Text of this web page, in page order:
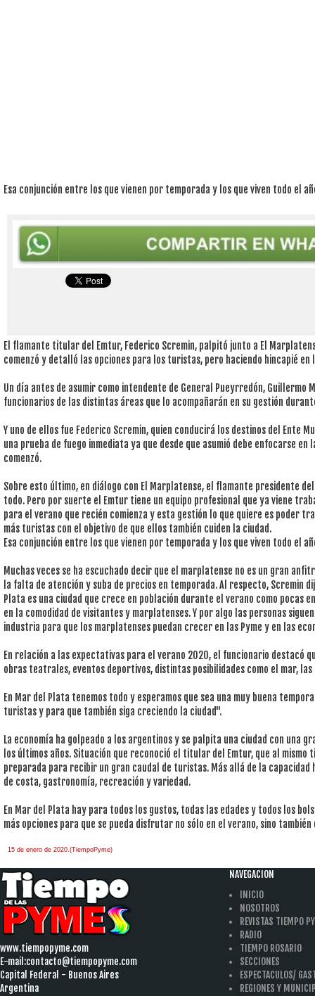
Esa conjunción entre los que vienen por temporada y los que viven todo el
El flamante titular del Emtur, Federico Scremin, palpitó junto a El
comenzó y detalló las opciones para los turistas, pero haciendo hincapié en
Un día antes de asumir como intendente de General Pueyrredón, Guillermo
funcionarios de las distintas áreas que lo acompañarán en su gestión
Y uno de ellos fue Federico Scremin, quien conducirá los destinos del Ente
una prueba de fuego inmediata ya que desde que asumió debe enfocarse
comenzó.
Sobre esto último, en diálogo con El Marplatense, el flamante presidente
todo. Pero por suerte el Emtur tiene un equipo profesional que ya viene
para el verano que recién comienza y esta gestión lo que quiere es poder
más turistas con el objetivo de que ellos también cuiden la ciudad.
Esa conjunción entre los que vienen por temporada y los que viven todo el
Muchas veces se ha escuchado decir que el marplatense no es un gran
la falta de atención y suba de precios en temporada. Al respecto, Scremin
Plata es una ciudad que crece en población durante el verano como pocas
en la comodidad de visitantes y marplatenses. Y por algo las personas
industria para que los marplatenses puedan crecer en las Pyme y en las
En relación a las expectativas para el verano 2020, el funcionario destacó
obras teatrales, eventos deportivos, distintas posibilidades como el mar,
En Mar del Plata tenemos todo y esperamos que sea una muy buena
turistas y para que también siga creciendo la ciudad".
La economía ha golpeado a los argentinos y se palpita una ciudad con una
los últimos años. Situación que reconoció el titular del Emtur, que al
preparada para recibir un gran caudal de turistas. Más allá de la
de costa, gastronomía, recreación y variedad.
En Mar del Plata hay para todos los gustos, todas las edades y todos los
más opciones para que se pueda disfrutar no sólo en el verano, sino
15 de enero de 2020.(TiempoPyme)
www.tiempopyme.com
E-mail:contacto@tiempopyme.com
Capital Federal - Buenos Aires
Argentina
NAVEGACION
INICIO
NOSOTROS
REVISTAS TIEMPO
RADIO
TIEMPO ROSARIO
SECCIONES
ESPECTACULOS/
REGIONES Y